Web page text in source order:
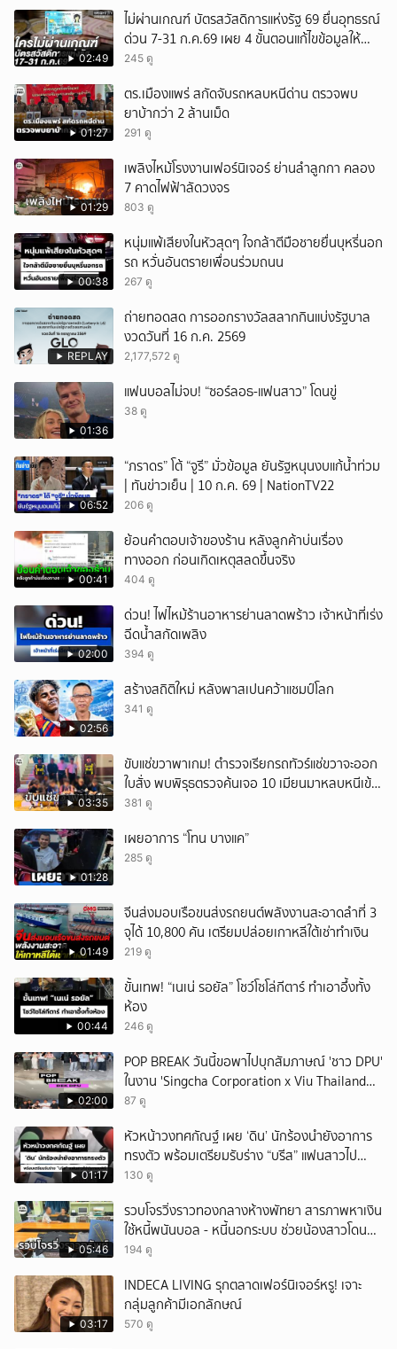
02:49
ไม่ผ่านเกณฑ์ บัตรสวัสดิการแห่งรัฐ 69 ยื่นอุทธรณ์
ด่วน 7-31 ก.ค.69 เผย 4 ขั้นตอนแก้ไขข้อมูลให้
ผ่านสิทธิ
245 ดู
01:27
ตร.เมืองแพร่ สกัดจับรถหลบหนีด่าน ตรวจพบ
ยาบ้ากว่า 2 ล้านเม็ด
291 ดู
01:29
เพลิงไหม้โรงงานเฟอร์นิเจอร์ ย่านลำลูกกา คลอง
7 คาดไฟฟ้าลัดวงจร
803 ดู
00:38
หนุ่มแพ้เสียงในหัวสุดๆ ใจกล้าตีมือชายยื่นบุหรี่นอก
รถ หวั่นอันตรายเพื่อนร่วมถนน
267 ดู
REPLAY
ถ่ายทอดสด การออกรางวัลสลากกินแบ่งรัฐบาล
งวดวันที่ 16 ก.ค. 2569
2,177,572 ดู
01:36
แฟนบอลไม่จบ! “ซอร์ลอธ-แฟนสาว” โดนขู่
38 ดู
06:52
“ภราดร” โต้ “จูรี” มั่วข้อมูล ยันรัฐหนุนงบแก้น้ำท่วม
| ทันข่าวเย็น | 10 ก.ค. 69 | NationTV22
206 ดู
00:41
ย้อนคำตอบเจ้าของร้าน หลังลูกค้าบ่นเรื่อง
ทางออก ก่อนเกิดเหตุสลดขึ้นจริง
404 ดู
02:00
ด่วน! ไฟไหม้ร้านอาหารย่านลาดพร้าว เจ้าหน้าที่เร่ง
ฉีดน้ำสกัดเพลิง
394 ดู
02:56
สร้างสถิติใหม่ หลังพาสเปนคว้าแชมป์โลก
341 ดู
03:35
ขับแช่ขวาพาเกม! ตำรวจเรียกรถทัวร์แช่ขวาจะออก
ใบสั่ง พบพิรุธตรวจค้นเจอ 10 เมียนมาหลบหนีเข้า
เมือง
381 ดู
01:28
เผยอาการ “โทน บางแค”
285 ดู
01:49
จีนส่งมอบเรือขนส่งรถยนต์พลังงานสะอาดลำที่ 3
จุได้ 10,800 คัน เตรียมปล่อยเกาหลีใต้เช่าทำเงิน
219 ดู
00:44
ขั้นเทพ! “เนเน่ รอยัล” โชว์โซโล่กีตาร์ ทำเอาอึ้งทั้ง
ห้อง
246 ดู
02:00
POP BREAK วันนี้ขอพาไปบุกสัมภาษณ์ 'ชาว DPU'
ในงาน 'Singcha Corporation x Viu Thailand
present BOXX TO SCHOOL AND CAMPUS'
87 ดู
01:17
หัวหน้าวงทศกัณฐ์ เผย ‘ดิน’ นักร้องนำยังอาการ
ทรงตัว พร้อมเตรียมรับร่าง “บรีส” แฟนสาวไป
ประกอบพิธี
130 ดู
05:46
รวบโจรวิ่งราวทองกลางห้างพัทยา สารภาพหาเงิน
ใช้หนี้พนันบอล - หนี้นอกระบบ ช่วยน้องสาวโดนจับ
คดีบัญชีม้า จ.ชลบุรี
194 ดู
03:17
INDECA LIVING รุกตลาดเฟอร์นิเจอร์หรู! เจาะ
กลุ่มลูกค้ามีเอกลักษณ์
570 ดู